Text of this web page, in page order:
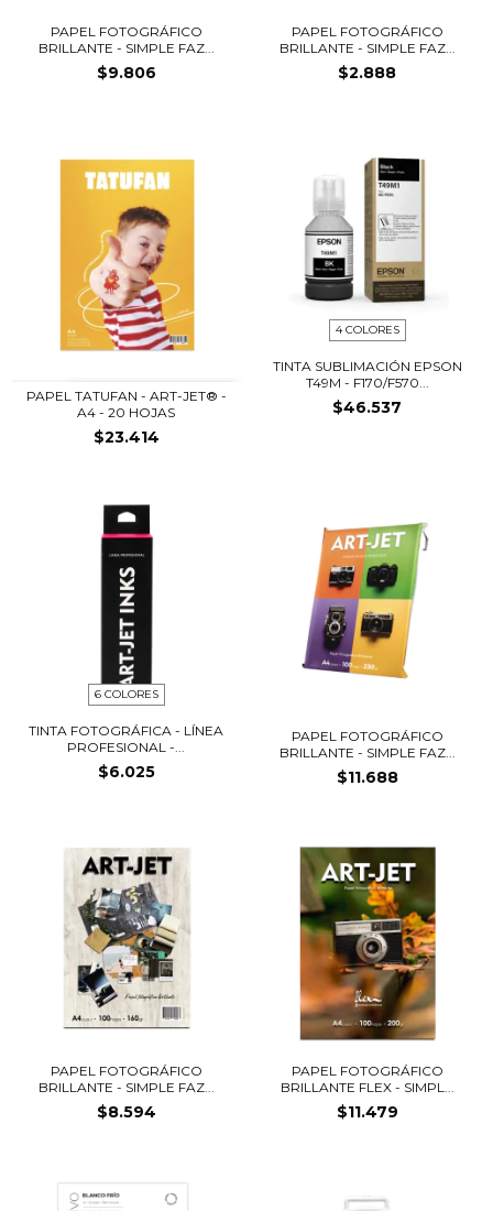
PAPEL FOTOGRÁFICO
BRILLANTE - SIMPLE FAZ...
$9.806
PAPEL FOTOGRÁFICO
BRILLANTE - SIMPLE FAZ...
$2.888
PAPEL TATUFAN - ART-JET® -
A4 - 20 HOJAS
$23.414
4 COLORES
TINTA SUBLIMACIÓN EPSON
T49M - F170/F570...
$46.537
6 COLORES
TINTA FOTOGRÁFICA - LÍNEA
PROFESIONAL -...
$6.025
PAPEL FOTOGRÁFICO
BRILLANTE - SIMPLE FAZ...
$11.688
PAPEL FOTOGRÁFICO
BRILLANTE - SIMPLE FAZ...
$8.594
PAPEL FOTOGRÁFICO
BRILLANTE FLEX - SIMPL...
$11.479